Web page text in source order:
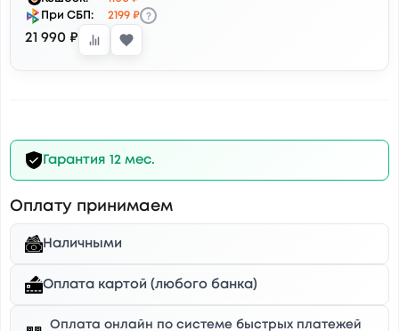
При СБП:
2199 ₽ ?
21 990 ₽
Гарантия 12 мес.
Оплату принимаем
Наличными
Оплата картой (любого банка)
Оплата онлайн по системе быстрых платежей